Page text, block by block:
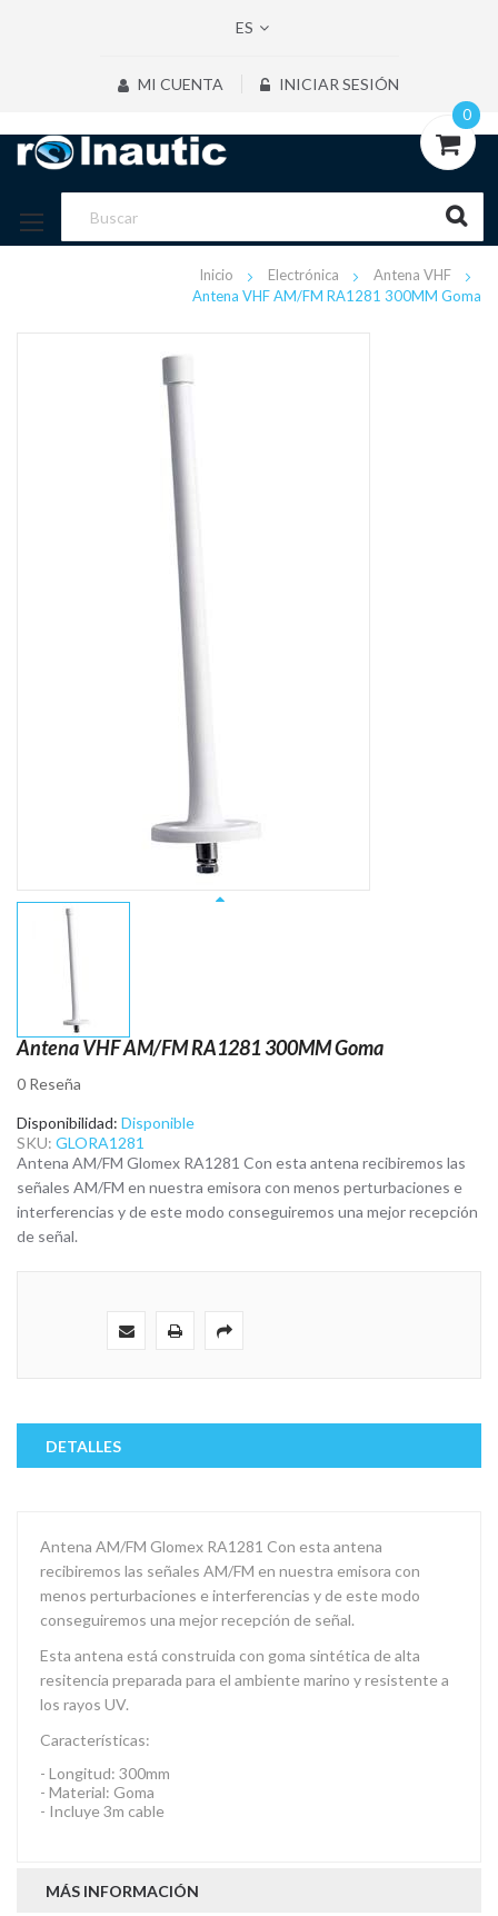
ES
MI CUENTA INICIAR SESIÓN
0
Inicio Electrónica
Antena VHF
Antena VHF AM/FM RA1281 300MM Goma
Saltar
al
comienzo
de
galería
de
imágenes
Antena VHF AM/FM RA1281 300MM Goma
0 Reseña
Disponibilidad: Disponible
SKU: GLORA1281
Antena AM/FM Glomex RA1281 Con esta antena recibiremos las
señales AM/FM en nuestra emisora con menos perturbaciones e
interferencias y de este modo conseguiremos una mejor recepción
de señal.
DETALLES
Antena AM/FM Glomex RA1281 Con esta antena
recibiremos las señales AM/FM en nuestra emisora con
menos perturbaciones e interferencias y de este modo
conseguiremos una mejor recepción de señal.
Esta antena está construida con goma sintética de alta
resitencia preparada para el ambiente marino y resistente a
los rayos UV.
Características:
- Longitud: 300mm
- Material: Goma
- Incluye 3m cable
MÁS INFORMACIÓN